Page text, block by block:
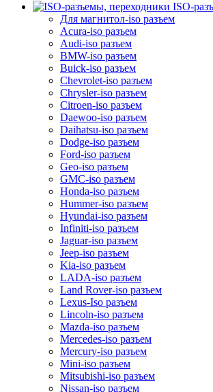
ISO-
Для магнитол-iso разъем
Acura-iso разъем
Audi-iso разъем
BMW-iso разъем
Buick-iso разъем
Chevrolet-iso разъем
Chrysler-iso разъем
Citroen-iso разъем
Daewoo-iso разъем
Daihatsu-iso разъем
Dodge-iso разъем
Ford-iso разъем
Geo-iso разъем
GMC-iso разъем
Honda-iso разъем
Hummer-iso разъем
Hyundai-iso разъем
Infiniti-iso разъем
Jaguar-iso разъем
Jeep-iso разъем
Kia-iso разъем
LADA-iso разъем
Land Rover-iso разъем
Lexus-Iso разъем
Lincoln-iso разъем
Mazda-iso разъем
Mercedes-iso разъем
Mercury-iso разъем
Mini-iso разъем
Mitsubishi-iso разъем
Nissan-iso разъем